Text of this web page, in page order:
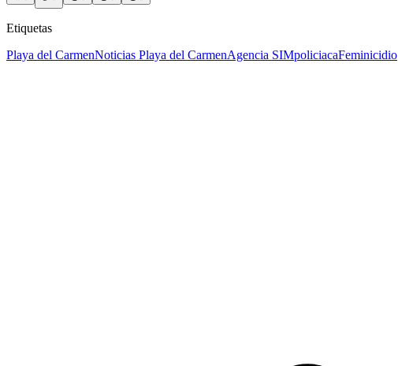
Etiquetas
Playa del CarmenNoticias Playa del CarmenAgencia SIMpoliciacaFeminicidio